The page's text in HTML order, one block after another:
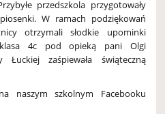
przedszkola przygotowały
W ramach podziękowań
otrzymali słodkie upominki
4c pod opieką pani Olgi
zaśpiewała świąteczną
naszym szkolnym Facebooku